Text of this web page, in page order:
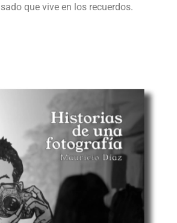
que vive en los recuerdos.